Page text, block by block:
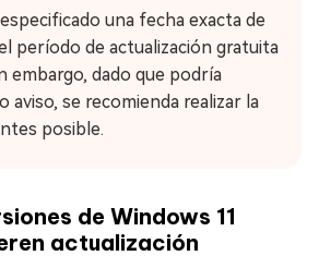
una fecha exacta de
período de actualización gratuita
embargo, dado que podría
aviso, se recomienda realizar la
posible.
de Windows 11
actualización